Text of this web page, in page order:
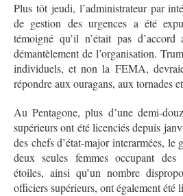
Plus tôt jeudi, l’administrateur par
de gestion des urgences a été
témoigné qu’il n’était pas
démantèlement de l’organisation.
individuels, et non la FEMA,
répondre aux ouragans, aux tornades
Au Pentagone, plus d’une demi-
supérieurs ont été licenciés depuis
des chefs d’état-major interarmées,
deux seules femmes occupant des
étoiles, ainsi qu’un nombre
officiers supérieurs, ont également été